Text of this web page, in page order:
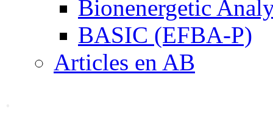
Bionenergetic
BASIC (EFBA-P)
Articles en AB